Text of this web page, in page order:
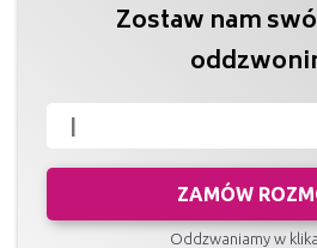
Zostaw nam
ZAMÓW
Oddzwaniamy w